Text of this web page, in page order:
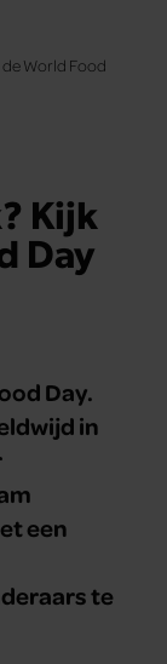
World Food
Kijk
Day
Day.
in
een
te